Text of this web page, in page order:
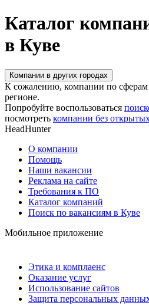
Каталог
в Куве
Компании в других городах
К сожалению, компании по
регионе.
Попробуйте воспользоваться
посмотреть компании без
HeadHunter
О компании
Помощь
Наши вакансии
Реклама на сайте
Требования к ПО
Каталог компаний
Поиск по вакансиям в Куве
Мобильное приложение
Этика и комплаенс
Оказание услуг
Использование сайтов
Защита персональных